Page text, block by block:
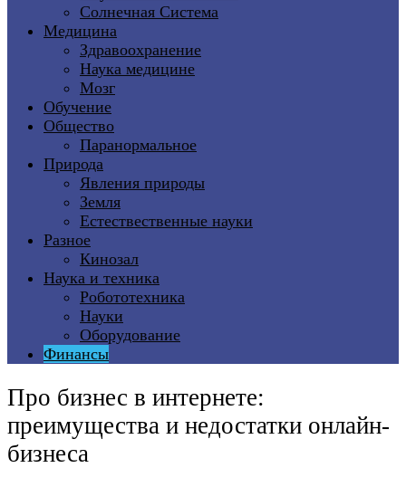
Солнечная Система
Медицина
Здравоохранение
Наука медицине
Мозг
Обучение
Общество
Паранормальное
Природа
Явления природы
Земля
Естествественные науки
Разное
Кинозал
Наука и техника
Робототехника
Науки
Оборудование
Финансы
Про бизнес в интернете:
преимущества и недостатки онлайн-
бизнеса